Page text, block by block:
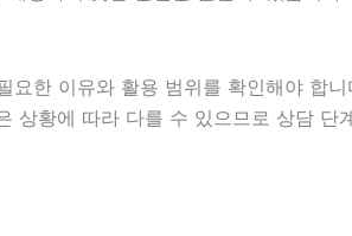
요한 이유와 활용 범위를 확인해야 합
상황에 따라 다를 수 있으므로 상담 단